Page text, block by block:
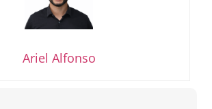
Ariel Alfonso